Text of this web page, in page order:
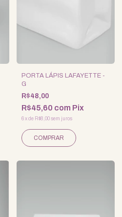
PORTA LÁPIS LAFAYETTE -
G
R$48,00
R$45,60 com Pix
6 xde R$8,00 sem juros